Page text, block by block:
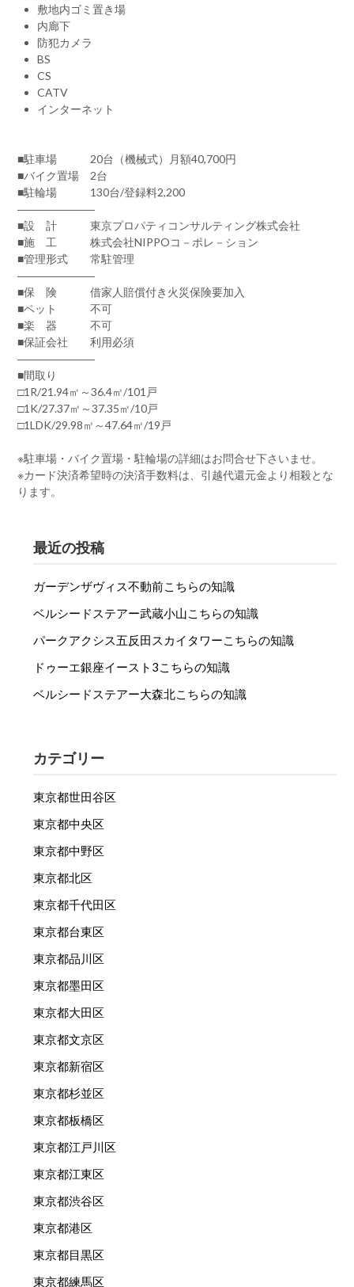
敷地内ゴミ置き場
内廊下
防犯カメラ
BS
CS
CATV
インターネット
■駐車場 20台（機械式）月額40,700円
■バイク置場 2台
■駐輪場 130台/登録料2,200
―――――――
■設 計 東京プロパティコンサルティング株式会社
■施 工 株式会社NIPPOコ－ポレ－ション
■管理形式 常駐管理
―――――――
■保 険 借家人賠償付き火災保険要加入
■ペット 不可
■楽 器 不可
■保証会社 利用必須
―――――――
■間取り
□1R/21.94㎡～36.4㎡/101戸
□1K/27.37㎡～37.35㎡/10戸
□1LDK/29.98㎡～47.64㎡/19戸
※駐車場・バイク置場・駐輪場の詳細はお問合せ下さいませ。
※カード決済希望時の決済手数料は、引越代還元金より相殺とな
ります。
最近の投稿
ガーデンザヴィス不動前こちらの知識
ベルシードステアー武蔵小山こちらの知識
パークアクシス五反田スカイタワーこちらの知識
ドゥーエ銀座イースト3こちらの知識
ベルシードステアー大森北こちらの知識
カテゴリー
東京都世田谷区
東京都中央区
東京都中野区
東京都北区
東京都千代田区
東京都台東区
東京都品川区
東京都墨田区
東京都大田区
東京都文京区
東京都新宿区
東京都杉並区
東京都板橋区
東京都江戸川区
東京都江東区
東京都渋谷区
東京都港区
東京都目黒区
東京都練馬区